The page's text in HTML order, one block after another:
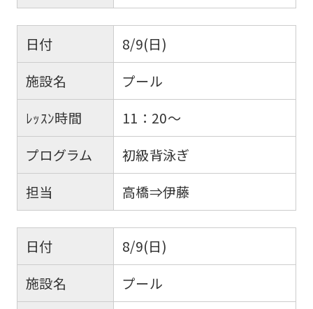
日付
8/9(日)
施設名
プール
ﾚｯｽﾝ時間
11：20～
プログラム
初級背泳ぎ
担当
高橋⇒伊藤
日付
8/9(日)
施設名
プール